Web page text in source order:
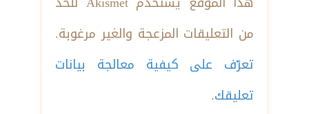
من التعليقات المزعجة والغير مرغوبة.
تعرّف على كيفية معالجة بيانات
تعليقك.